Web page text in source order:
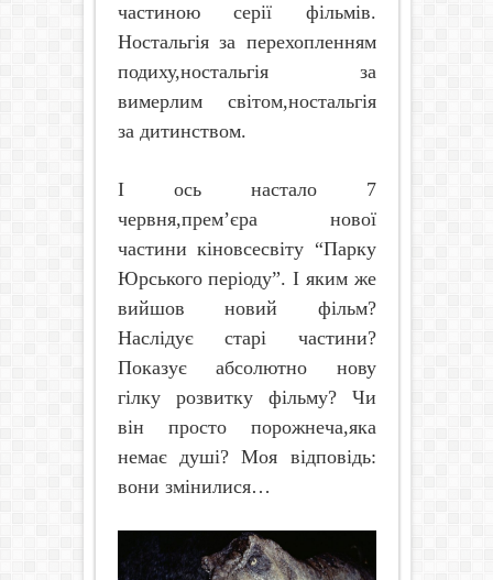
частиною серії фільмів.
Ностальгія за перехопленням
подиху,ностальгія за
вимерлим світом,ностальгія
за дитинством.
І ось настало 7
червня,прем’єра нової
частини кіновсесвіту “Парку
Юрського періоду”. І яким же
вийшов новий фільм?
Наслідує старі частини?
Показує абсолютно нову
гілку розвитку фільму? Чи
він просто порожнеча,яка
немає душі? Моя відповідь:
вони змінилися…